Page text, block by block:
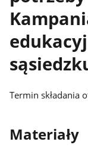
Termin składania
Materiały